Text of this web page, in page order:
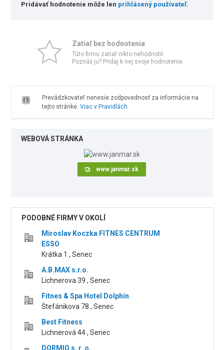
Pridávať hodnotenie môže len prihlásený používateľ.
Zatiaľ bez hodnotenia
Túto firmu zatiaľ nikto nehodnotil.
Poznáš ju? Pridaj k nej svoje hodnotenie.
Prevádzkovateľ nenesie zodpovednosť za informácie na
tejto stránke. Viac v Pravidlách
WEBOVÁ STRÁNKA
www.janmar.sk
PODOBNÉ FIRMY V OKOLÍ
Miroslav Koczka FITNES CENTRUM
ESSO
Krátka 1 , Senec
A.B.MAX s.r.o.
Lichnerova 39 , Senec
Fitnes & Spa Hotel Dolphin
Štefánikova 78 , Senec
Best Fitness
Lichnerová 44 , Senec
DORMIO s. r. o.